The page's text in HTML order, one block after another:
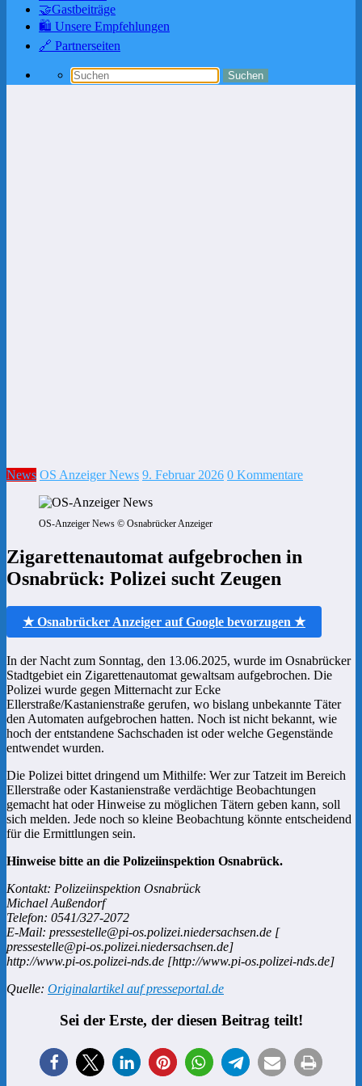
🤝Gastbeiträge
🛍️ Unsere Empfehlungen
🔗 Partnerseiten
News OS Anzeiger News 9. Februar 2026 0 Kommentare
OS-Anzeiger News © Osnabrücker Anzeiger
Zigarettenautomat aufgebrochen in
Osnabrück: Polizei sucht Zeugen
★ Osnabrücker Anzeiger auf Google bevorzugen ★
In der Nacht zum Sonntag, den 13.06.2025, wurde im Osnabrücker
Stadtgebiet ein Zigarettenautomat gewaltsam aufgebrochen. Die
Polizei wurde gegen Mitternacht zur Ecke
Ellerstraße/Kastanienstraße gerufen, wo bislang unbekannte Täter
den Automaten aufgebrochen hatten. Noch ist nicht bekannt, wie
hoch der entstandene Sachschaden ist oder welche Gegenstände
entwendet wurden.
Die Polizei bittet dringend um Mithilfe: Wer zur Tatzeit im Bereich
Ellerstraße oder Kastanienstraße verdächtige Beobachtungen
gemacht hat oder Hinweise zu möglichen Tätern geben kann, soll
sich melden. Jede noch so kleine Beobachtung könnte entscheidend
für die Ermittlungen sein.
Hinweise bitte an die Polizeiinspektion Osnabrück.
Kontakt: Polizeiinspektion Osnabrück
Michael Außendorf
Telefon: 0541/327-2072
E-Mail: pressestelle@pi-os.polizei.niedersachsen.de [
pressestelle@pi-os.polizei.niedersachsen.de]
http://www.pi-os.polizei-nds.de [http://www.pi-os.polizei-nds.de]
Quelle: Originalartikel auf presseportal.de
Sei der Erste, der diesen Beitrag teilt!